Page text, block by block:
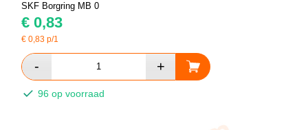
SKF Borgring MB 0
€ 0,83
€0,83 p/1
96 op voorraad